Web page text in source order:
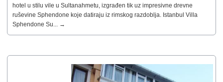
hotel u stilu vile u Sultanahmetu, izgrađen tik uz impresivne drevne
ruševine Sphendone koje datiraju iz rimskog razdoblja. Istanbul Villa
Sphendone Su... →